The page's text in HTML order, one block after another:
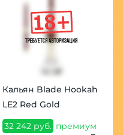
Кальян Blade Hookah
LE2 Red Gold
32 242 руб. премиум